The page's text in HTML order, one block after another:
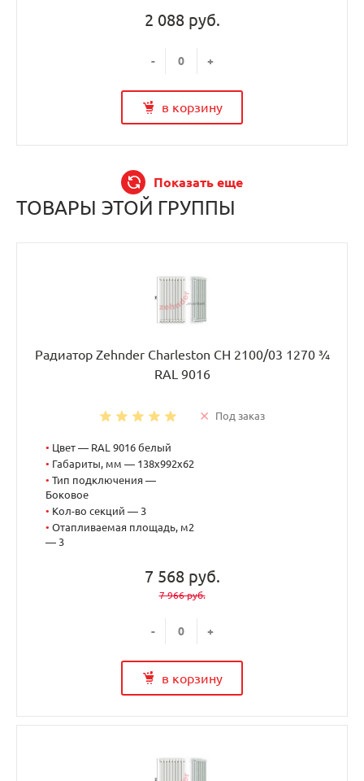
2 088 руб.
- +
в корзину
Показать еще
ТОВАРЫ ЭТОЙ ГРУППЫ
Радиатор Zehnder Charleston CH 2100/03 1270 ¾
RAL 9016
Под заказ
• Цвет — RAL 9016 белый
• Габариты, мм — 138x992x62
• Тип подключения —
Боковое
• Кол-во секций — 3
• Отапливаемая площадь, м2
— 3
7 568 руб.
7 966 руб.
- +
в корзину